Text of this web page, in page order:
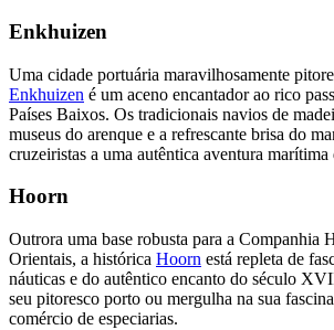
Enkhuizen
Uma cidade portuária maravilhosamente
Enkhuizen é um aceno encantador ao rico
Países Baixos. Os tradicionais navios de
museus do arenque e a refrescante brisa do
cruzeiristas a uma autêntica aventura
Hoorn
Outrora uma base robusta para a Companhia
Orientais, a histórica Hoorn está repleta de
náuticas e do autêntico encanto do século
seu pitoresco porto ou mergulha na sua
comércio de especiarias.